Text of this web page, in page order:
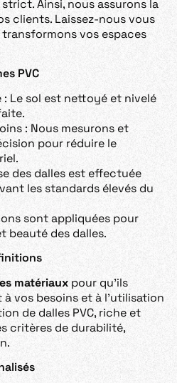
strict. Ainsi, nous assurons la
clients. Laissez-nous vous
vos espaces
PVC
: Le sol est nettoyé et nivelé
: Nous mesurons et
pour réduire le
des dalles est effectuée
les standards élevés du
sont appliquées pour
beauté des dalles.
matériaux pour qu’ils
vos besoins et à l’utilisation
de dalles PVC, riche et
critères de durabilité,